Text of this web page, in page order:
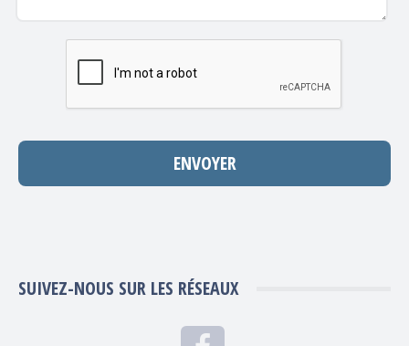
SUIVEZ-NOUS SUR LES RÉSEAUX